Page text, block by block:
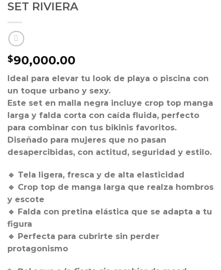
SET RIVIERA
$90,000.00
Ideal para elevar tu look de playa o piscina con
un toque urbano y sexy.
Este set en malla negra incluye crop top manga
larga y falda corta con caída fluida, perfecto
para combinar con tus bikinis favoritos.
Diseñado para mujeres que no pasan
desapercibidas, con actitud, seguridad y estilo.
🔹 Tela ligera, fresca y de alta elasticidad
🔹 Crop top de manga larga que realza hombros
y escote
🔹 Falda con pretina elástica que se adapta a tu
figura
🔹 Perfecta para cubrirte sin perder
protagonismo